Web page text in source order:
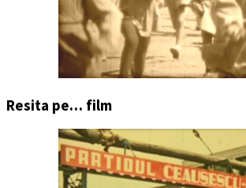
Resita pe… film